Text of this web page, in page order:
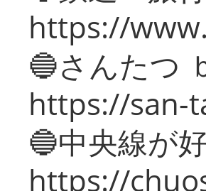
https://
🔵さんたつ
https://san-
🔵中央線が
https://